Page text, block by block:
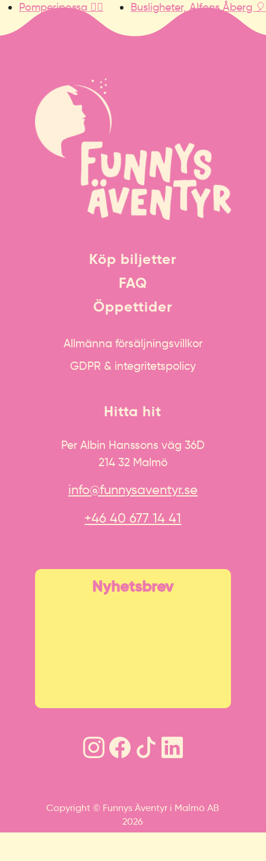
Pomperipossa 🧙‍♀️ Busligheter, Alfons Åberg 🎈
Köp biljetter
FAQ
Öppettider
Allmänna försäljningsvillkor
GDPR & integritetspolicy
Hitta hit
Per Albin Hanssons väg 36D
214 32 Malmö
info@funnysaventyr.se
+46 40 677 14 41
Nyhetsbrev
Copyright © Funnys Äventyr i Malmö AB
2026